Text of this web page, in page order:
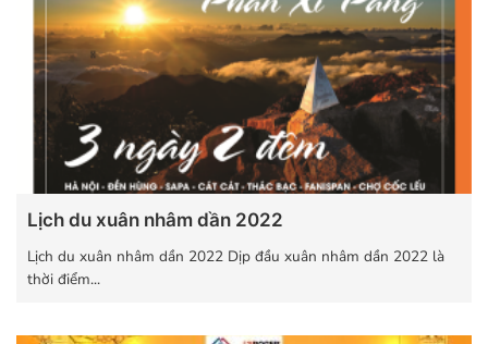
Lịch du xuân nhâm dần 2022
Lịch du xuân nhâm dần 2022 Dịp đầu xuân nhâm dần 2022 là
thời điểm...